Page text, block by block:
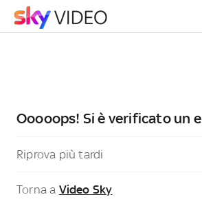
Ooooops! Si è verificato un
Riprova più tardi
Torna a Video Sky